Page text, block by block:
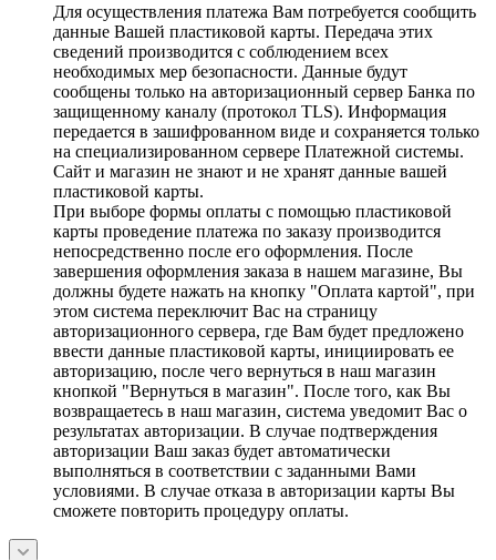
Для осуществления платежа Вам потребуется сообщить
данные Вашей пластиковой карты. Передача этих
сведений производится с соблюдением всех
необходимых мер безопасности. Данные будут
сообщены только на авторизационный сервер Банка по
защищенному каналу (протокол TLS). Информация
передается в зашифрованном виде и сохраняется только
на специализированном сервере Платежной системы.
Сайт и магазин не знают и не хранят данные вашей
пластиковой карты.
При выборе формы оплаты с помощью пластиковой
карты проведение платежа по заказу производится
непосредственно после его оформления. После
завершения оформления заказа в нашем магазине, Вы
должны будете нажать на кнопку "Оплата картой", при
этом система переключит Вас на страницу
авторизационного сервера, где Вам будет предложено
ввести данные пластиковой карты, инициировать ее
авторизацию, после чего вернуться в наш магазин
кнопкой "Вернуться в магазин". После того, как Вы
возвращаетесь в наш магазин, система уведомит Вас о
результатах авторизации. В случае подтверждения
авторизации Ваш заказ будет автоматически
выполняться в соответствии с заданными Вами
условиями. В случае отказа в авторизации карты Вы
сможете повторить процедуру оплаты.